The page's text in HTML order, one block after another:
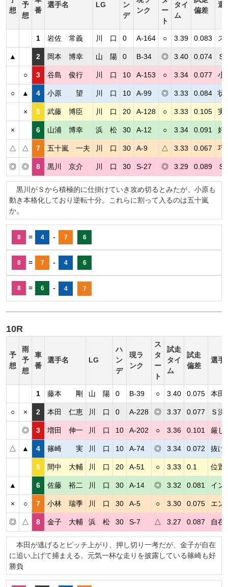
想
予
想
番
選手名 LG
ン
デ
ンク
ー
ト
タイ
ム
偏差
選
1 岩佐 常義 川 口 0 A-164 ○ 3.39 0.083 ス
▲ 2 岡本 博幸 山 陽 0 B-34 ◎ 3.40 0.074 Ｓ
○ 3 谷島 俊行 川 口 10 A-153 ○ 3.34 0.077 小
○ ▲ 4 小原 望 川 口 10 A-99 ◎ 3.33 0.084 状
× 5 武藤 博臣 川 口 20 A-128 ○ 3.33 0.105 実
× 6 山浦 博幸 浜 松 30 A-12 ○ 3.34 0.091 好
△ △ 7 五十嵐 一夫 川 口 30 A-9 △ 3.33 0.067 巧
◎ ◎ 8 黒川 京介 川 口 30 S-27 ◎ 3.29 0.089 Ｓ
黒川がＳから積極的に仕掛けていき攻め切るとみたが、小原も
動き本格化しており逆転十分。これらに割って入るのは五十嵐
か。
8 = 4 - 7 6
8 = 7 - 4 6
8 = 6 - 4 7
10R
予
想
雨
予
想
車
番
選手名 LG
ハ
ン
デ
現ラ
ンク
ス
タ
ー
ト
試走
タイ
ム
試走
偏差
選手
1 藤本 剛 山 陽 0 B-39 ○ 3.40 0.075 本田
○ × 2 本田 仁恵 川 口 0 A-228 ◎ 3.37 0.077 Ｓ決
◎ 3 増田 伸一 川 口 10 A-202 ○ 3.36 0.101 厳し
△ ▲ 4 篠崎 実 川 口 10 A-74 ◎ 3.34 0.072 抜け
5 間中 大輔 川 口 20 A-51 ○ 3.33 0.1 位置
▲ 6 佐藤 裕二 川 口 30 A-14 ◎ 3.32 0.081 イン
× ○ 7 小林 瑞季 川 口 30 A-5 ○ 3.30 0.075 エン
◎ △ 8 金子 大輔 浜 松 30 S-7 △ 3.27 0.087 自在
本田が逃げるとピッチ上がり、押し切り一考だが、金子が自在
に追い上げて捕まえる。元気一杯な走りを披露している篠崎も好
勝負